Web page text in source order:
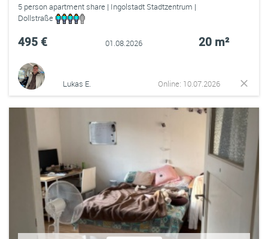
5 person apartment share | Ingolstadt Stadtzentrum |
Dollstraße
495 € 01.08.2026 20 m²
Lukas E. Online: 10.07.2026